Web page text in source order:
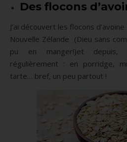
Des flocons
J’ai découvert les flocons
Nouvelle Zélande (Dieu sans
pu en manger!)et depuis,
régulièrement : en porridge,
tarte… bref, un peu partout !